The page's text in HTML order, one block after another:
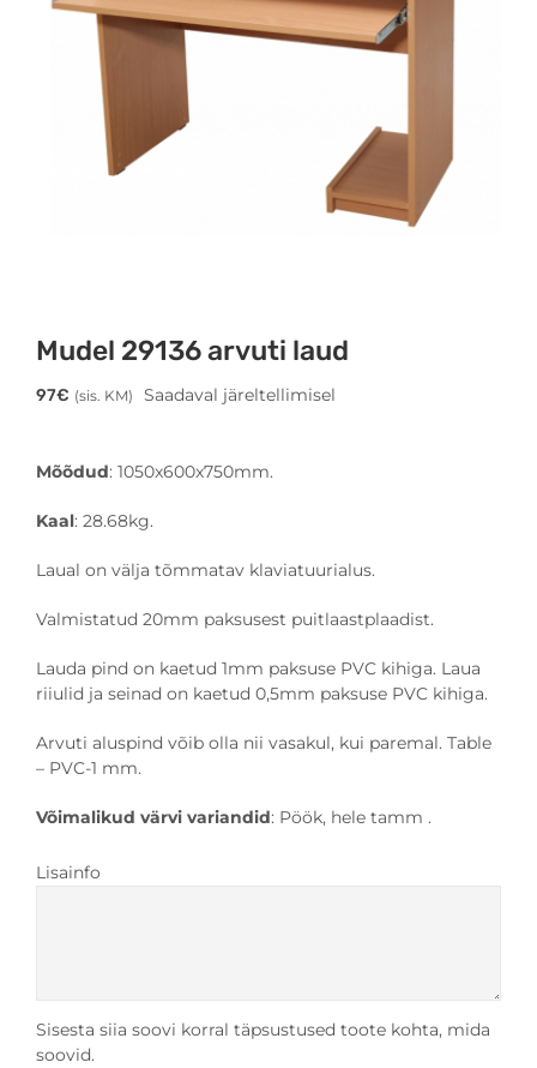
Mudel 29136 arvuti laud
97€ (sis. KM) Saadaval järeltellimisel
Mõõdud: 1050x600x750mm.
Kaal: 28.68kg.
Laual on välja tõmmatav klaviatuurialus.
Valmistatud 20mm paksusest puitlaastplaadist.
Lauda pind on kaetud 1mm paksuse PVC kihiga. Laua
riiulid ja seinad on kaetud 0,5mm paksuse PVC kihiga.
Arvuti aluspind võib olla nii vasakul, kui paremal. Table
– PVC-1 mm.
Võimalikud värvi variandid: Pöök, hele tamm .
Lisainfo
Sisesta siia soovi korral täpsustused toote kohta, mida
soovid.